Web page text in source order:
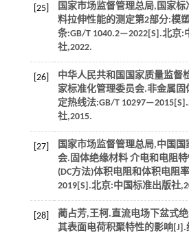
[25] 国家市场监督管理总局,国家标
料拉伸性能的测定第2部分:模
条:GB/T 1040.2—2022[S].北京:
社,2022.
[26]
中华人民共和国国家质量监督
家标准化管理委员会.非金属固
定热线法:GB/T 10297—2015
社,2015.
[27]
国家市场监督管理总局,中国
会. 固体绝缘材料 介电和电阻
(DC方法)体积电阻和体积电阻
2019[S].北京:中国标准出版社,
[28]
蔺占芳,王柯.直流电场下盆式
其表面电荷积聚特性的影响[J].